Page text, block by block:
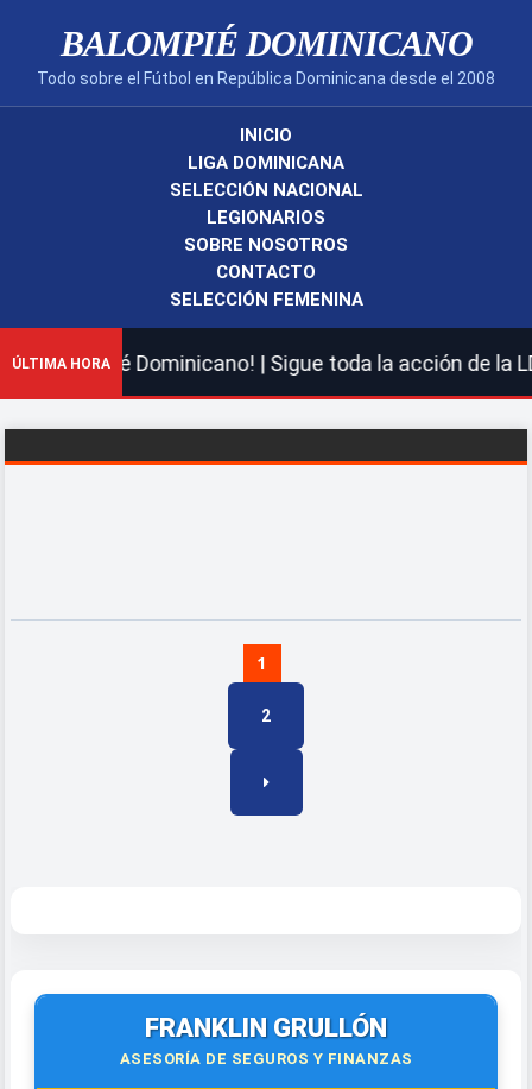
BALOMPIÉ DOMINICANO
Todo sobre el Fútbol en República Dominicana desde el 2008
INICIO
LIGA DOMINICANA
SELECCIÓN NACIONAL
LEGIONARIOS
SOBRE NOSOTROS
CONTACTO
SELECCIÓN FEMENINA
ÚLTIMA HORA
Balompié Dominicano! | Sigue toda la acción de la
1
2
FRANKLIN GRULLÓN
ASESORÍA DE SEGUROS Y FINANZAS